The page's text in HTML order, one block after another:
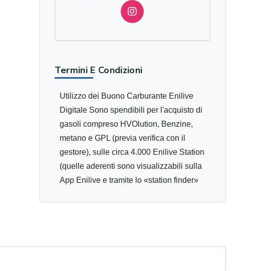
Termini E Condizioni
Utilizzo dei Buono Carburante Enilive
Digitale Sono spendibili per l'acquisto di
gasoli compreso HVOlution, Benzine,
metano e GPL (previa verifica con il
gestore), sulle circa 4.000 Enilive Station
(quelle aderenti sono visualizzabili sulla
App Enilive e tramite lo «station finder»